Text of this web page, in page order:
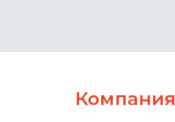
Компания